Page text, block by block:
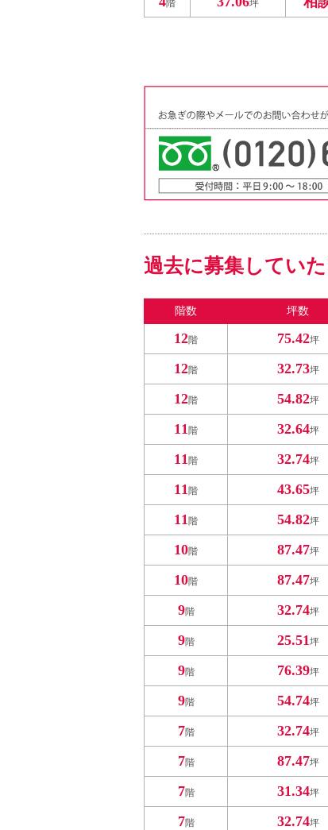
階 坪
過去に募集してい
階数 坪数
12階 75.42坪
12階 32.73坪
12階 54.82坪
11階 32.64坪
11階 32.74坪
11階 43.65坪
11階 54.82坪
10階 87.47坪
10階 87.47坪
9階 32.74坪
9階 25.51坪
9階 76.39坪
9階 54.74坪
7階 32.74坪
7階 87.47坪
7階 31.34坪
7階 32.74坪